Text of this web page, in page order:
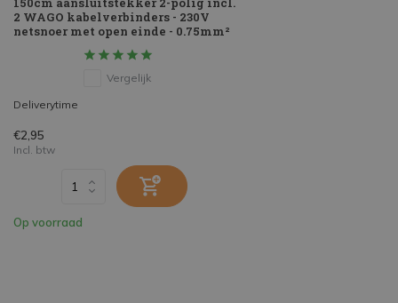
2 WAGO kabelverbinders - 230V
netsnoer met open einde - 0.75mm²
Vergelijk
Deliverytime
€2,95
Incl. btw
Op voorraad